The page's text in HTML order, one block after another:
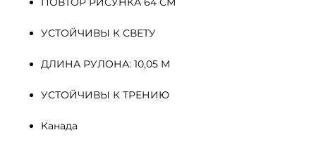
УСТОЙЧИВЫ К СВЕТУ
ДЛИНА РУЛОНА: 10,05 М
УСТОЙЧИВЫ К ТРЕНИЮ
Канада